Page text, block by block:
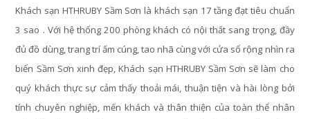
Khách sạn HTHRUBY Sầm Sơn là khách sạn 17 tầng đạt tiêu chuẩn
3 sao . Với hệ thống 200 phòng khách có nội thất sang trọng, đầy
đủ đồ dùng, trang trí ấm cúng, tao nhã cùng với cửa sổ rộng nhìn ra
biển Sầm Sơn xinh đẹp, Khách sạn HTHRUBY Sầm Sơn sẽ làm cho
quý khách thực sự cảm thấy thoải mái, thuận tiện và hài lòng bởi
tính chuyên nghiệp, mến khách và thân thiện của toàn thể nhân